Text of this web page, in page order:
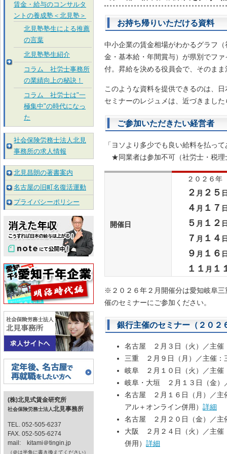
お持ち帰りいただける資料
中小企業の賃金相場がわかるグラフ
金・基本給・年間賞与）が県別でフ
付。昇給を決める役員会で、そのま
このような資料を提供できるのは、
セミナーのレジュメは、近づきまし
ご参加いただきたい経営者
「ヨソより多少でも良い給料を払っ
★同業者は参加不可（社労士・税理
開催日
２０２６年
２ 月 ２５
４ 月 １７
５ 月 １２
７ 月 １４
９ 月 １６
１１ 月 １
※２０２６年２月開催分は愛知岐阜
催のセミナーにご参加ください。
銀行主催のセミナー（２０２
名古屋 ２月３日（火）／主催
三重 ２月９日（月）／主催：
岐阜 ２月１０日（火）／主催
岐阜・大垣 ２月１３日（金）
名古屋 ２月１６日（月）／主
アル＋オンライン併用） 詳細
名古屋 ２月２０日（金）／主
大阪 ２月２４日（火）／主催
併用） 詳細
賃金・給与のコンサルタ
ントの養成塾＜北見塾＞
北見塾塾生による推薦
の言葉
北見塾塾生紹介
コラム 社労士事務所
の業績向上の秘訣！
コラム 社労士は"一
極集中"の時代になっ
た
社会保険労務士法人北見
事務所の求人情報
北見昌朗の著書案内
名古屋の旧町名復活運動
プライバシーポリシー
(株)北見式賃金研究所
社会保険労務士法人北見事務所
TEL. 052-505-6237
FAX. 052-505-6274
mail: kitami＠tingin.jp
（＠は半角に書き換えてください）